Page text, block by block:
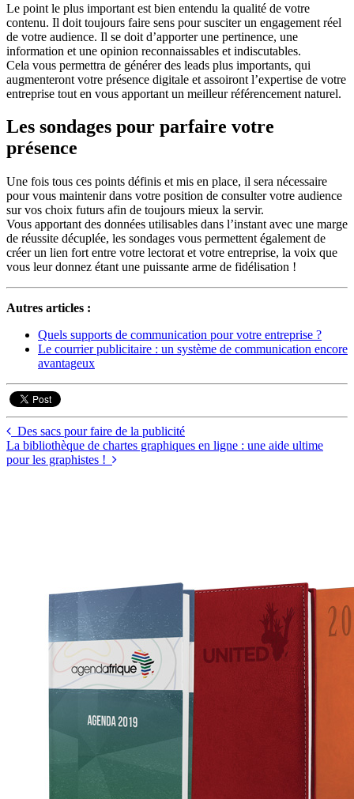
Le point le plus important est bien entendu la qualité de votre
contenu. Il doit toujours faire sens pour susciter un engagement réel
de votre audience. Il se doit d’apporter une pertinence, une
information et une opinion reconnaissables et indiscutables.
Cela vous permettra de générer des leads plus importants, qui
augmenteront votre présence digitale et assoiront l’expertise de votre
entreprise tout en vous apportant un meilleur référencement naturel.
Les sondages pour parfaire votre
présence
Une fois tous ces points définis et mis en place, il sera nécessaire
pour vous maintenir dans votre position de consulter votre audience
sur vos choix futurs afin de toujours mieux la servir.
Vous apportant des données utilisables dans l’instant avec une marge
de réussite décuplée, les sondages vous permettent également de
créer un lien fort entre votre lectorat et votre entreprise, la voix que
vous leur donnez étant une puissante arme de fidélisation !
Autres articles :
Quels supports de communication pour votre entreprise ?
Le courrier publicitaire : un système de communication encore
avantageux
Des sacs pour faire de la publicité
La bibliothèque de chartes graphiques en ligne : une aide ultime
pour les graphistes !